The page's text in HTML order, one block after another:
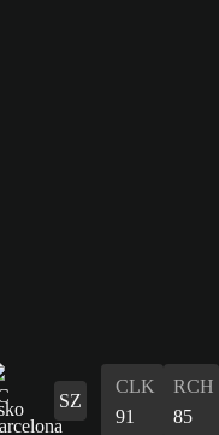
SZ
CLK
91
RCH
85